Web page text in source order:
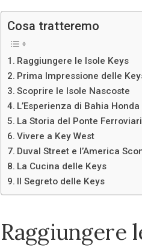
Cosa tratteremo
Raggiungere le Isole Keys
Prima Impressione delle
Scoprire le Isole Nascoste
L’Esperienza di Bahia Honda
La Storia del Ponte
Vivere a Key West
Duval Street e l’America
La Cucina delle Keys
Il Segreto delle Keys
Raggiungere